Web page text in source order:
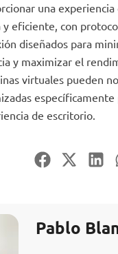
una
eficiente, con
diseñados para
y maximizar el
virtuales pueden
específicamente
de escritorio.
Pablo